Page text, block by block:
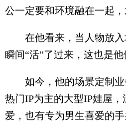
公一定要和环境融在一起
在他看来，当人物放入
瞬间“活”了过来，这也是他
如今，他的场景定制业
热门IP为主的大型IP娃屋
爱，也有专为男生喜爱的